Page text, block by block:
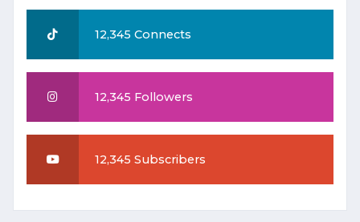
12,345 Connects
12,345 Followers
12,345 Subscribers